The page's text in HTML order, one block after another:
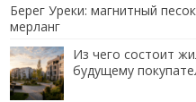
Берег Уреки: магнитный
мерланг
Из чего состоит
будущему